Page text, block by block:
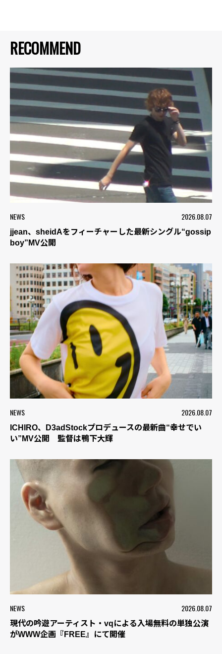
RECOMMEND
NEWS 2026.08.07
jjean、sheidAをフィーチャーした最新シングル“gossip
boy”MV公開
NEWS 2026.08.07
ICHIRO、D3adStockプロデュースの最新曲“幸せでい
い”MV公開 監督は鴨下大輝
NEWS 2026.08.07
現代の吟遊アーティスト・vqによる入場無料の単独公演
がWWW企画『FREE』にて開催